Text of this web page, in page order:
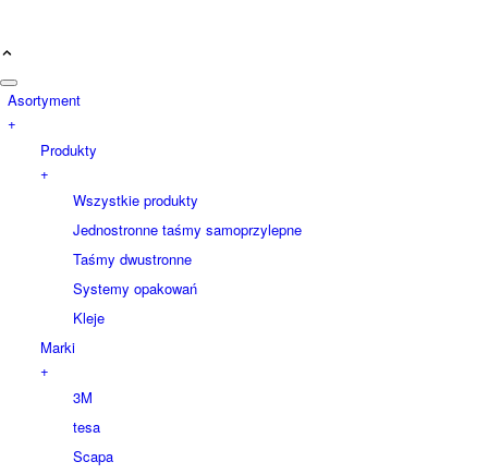
Asortyment
+
Produkty
+
Wszystkie produkty
Jednostronne taśmy samoprzylepne
Taśmy dwustronne
Systemy opakowań
Kleje
Marki
+
3M
tesa
Scapa